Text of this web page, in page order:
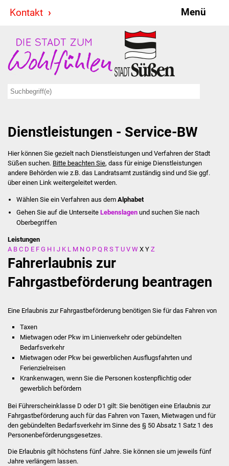
Kontakt Menü
Stadt & Politik
Bürgermeister
Ausschüsse
Ratsinformationssystem
Jugendbeirat
Summerrockfestival
Stadtverwaltung
Ansprechpartner
FNP / Bebauungspläne
Dienstleistungen - Service-BW
Hier können Sie gezielt nach Dienstleistungen und Verfahren der Stadt
Süßen suchen. Bitte beachten Sie, dass für einige Dienstleistungen
andere Behörden wie z.B. das Landratsamt zuständig sind und Sie ggf.
über einen Link weitergeleitet werden.
Wählen Sie ein Verfahren aus dem Alphabet
Gehen Sie auf die UnterseiteLebenslagen und suchen Sie nach
Oberbegriffen
Leistungen
A B C D E F G H I J K L M N O P Q R S T U V W X Y Z
Fahrerlaubnis zur
Fahrgastbeförderung beantragen
Eine Erlaubnis zur Fahrgastbeförderung benötigen Sie für das Fahren von
Taxen
Mietwagen oder Pkw im Linienverkehr oder gebündelten
Bedarfsverkehr
Mietwagen oder Pkw bei gewerblichen Ausflugsfahrten und
Ferienzielreisen
Krankenwagen, wenn Sie die Personen kostenpflichtig oder
gewerblich befördern
Bei Führerscheinklasse D oder D1 gilt: Sie benötigen eine Erlaubnis zur
Fahrgastbeförderung auch für das Fahren von Taxen, Mietwagen und für
den gebündelten Bedarfsverkehr im Sinne des § 50 Absatz 1 Satz 1 des
Personenbeförderungsgesetzes.
Die Erlaubnis gilt höchstens fünf Jahre.Sie können sie um jeweils fünf
Jahre verlängern lassen.